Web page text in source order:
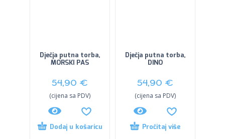
Dječja putna torba,
MORSKI PAS
54,90 €
(cijena sa PDV)
Dodaj u košaricu
Dječja putna torba,
DINO
54,90 €
(cijena sa PDV)
Pročitaj više